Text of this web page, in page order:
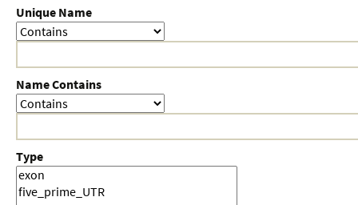
Unique Name
Name Contains
Type